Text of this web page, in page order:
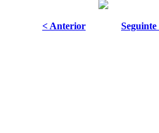
< Anterior Seguinte